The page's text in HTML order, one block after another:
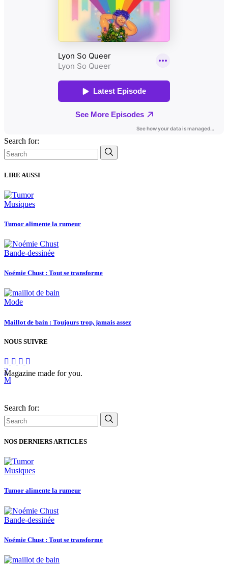
Search for:
LIRE AUSSI
Musiques
Tumor alimente la rumeur
Bande-dessinée
Noémie Chust : Tout se transforme
Mode
Maillot de bain : Toujours trop, jamais assez
NOUS SUIVRE
Magazine made for you.
Search for:
NOS DERNIERS ARTICLES
Musiques
Tumor alimente la rumeur
Bande-dessinée
Noémie Chust : Tout se transforme